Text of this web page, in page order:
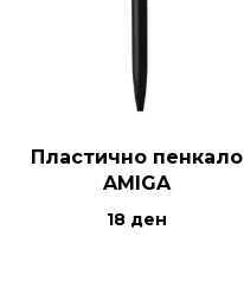
Пластично пенкало
AMIGA
18 ден